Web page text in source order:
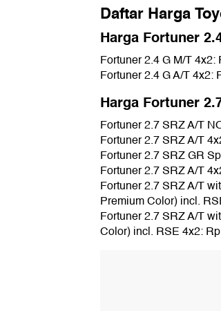
Daftar Harga
Harga Fortuner
Fortuner 2.4 G M/T 4x2:
Fortuner 2.4 G A/T 4x2:
Harga Fortuner
Fortuner 2.7 SRZ A/T
Fortuner 2.7 SRZ A/T
Fortuner 2.7 SRZ GR
Fortuner 2.7 SRZ A/T
Fortuner 2.7 SRZ A/T
Premium Color) incl.
Fortuner 2.7 SRZ A/T
Color) incl. RSE 4x2: